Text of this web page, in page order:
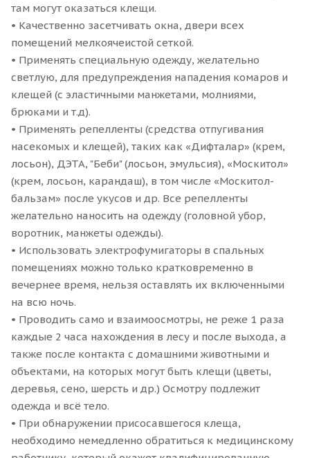
там могут оказаться клещи.
• Качественно засетчивать окна, двери всех
помещений мелкоячеистой сеткой.
• Применять специальную одежду, желательно
светлую, для предупреждения нападения комаров и
клещей (с эластичными манжетами, молниями,
брюками и т.д).
• Применять репелленты (средства отпугивания
насекомых и клещей), таких как «Дифталар» (крем,
лосьон), ДЭТА, "Беби" (лосьон, эмульсия), «Москитол»
(крем, лосьон, карандаш), в том числе «Москитол-
бальзам» после укусов и др. Все репелленты
желательно наносить на одежду (головной убор,
воротник, манжеты одежды).
• Использовать электрофумигаторы в спальных
помещениях можно только кратковременно в
вечернее время, нельзя оставлять их включенными
на всю ночь.
• Проводить само и взаимоосмотры, не реже 1 раза
каждые 2 часа нахождения в лесу и после выхода, а
также после контакта с домашними животными и
объектами, на которых могут быть клещи (цветы,
деревья, сено, шерсть и др.) Осмотру подлежит
одежда и всё тело.
• При обнаружении присосавшегося клеща,
необходимо немедленно обратиться к медицинскому